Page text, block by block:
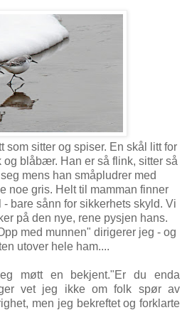
som sitter og spiser. En skål litt for
og blåbær. Han er så flink, sitter så
mens han småpludrer med
noe gris. Helt til mamman finner
bare sånn for sikkerhets skyld. Vi
på den nye, rene pysjen hans.
med munnen" dirigerer jeg - og
utover hele ham....
møtt en bekjent."Er du enda
vet jeg ikke om folk spør av
men jeg bekreftet og forklarte